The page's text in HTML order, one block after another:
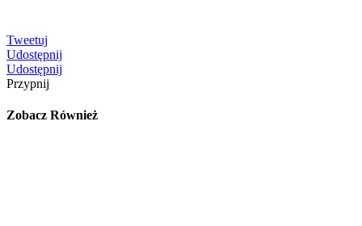
Tweetuj
Udostępnij
Udostępnij
Przypnij
Zobacz Również